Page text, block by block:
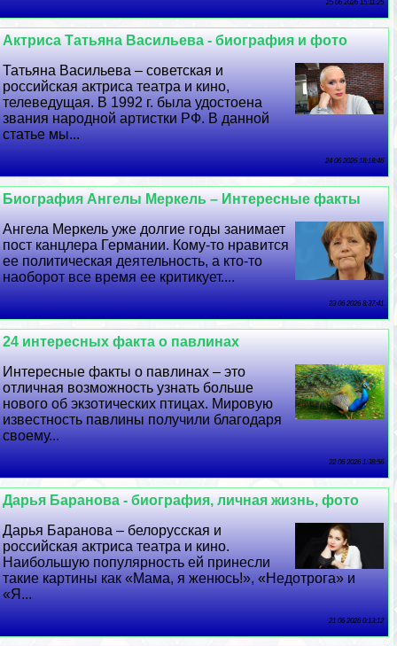
25 06 2026 15:11:25
Актриса Татьяна Васильева - биография и фото
Татьяна Васильева – советская и
российская актриса театра и кино,
телеведущая. В 1992 г. была удостоена
звания народной артистки РФ. В данной
статье мы...
24 06 2026 18:18:46
Биография Ангелы Меркель – Интересные факты
Ангела Меркель уже долгие годы занимает
пост канцлера Германии. Кому-то нравится
ее политическая деятельность, а кто-то
наоборот все время ее критикует....
23 06 2026 8:37:41
24 интересных факта о павлинах
Интересные факты о павлинах – это
отличная возможность узнать больше
нового об экзотических птицах. Мировую
известность павлины получили благодаря
своему...
22 06 2026 1:38:56
Дарья Бapaнова - биография, личная жизнь, фото
Дарья Бapaнова – белорусская и
российская актриса театра и кино.
Наибольшую популярность ей принесли
такие картины как «Мама, я женюсь!», «Недотрога» и
«Я...
21 06 2026 0:13:12